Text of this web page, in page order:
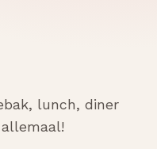
lunch, diner